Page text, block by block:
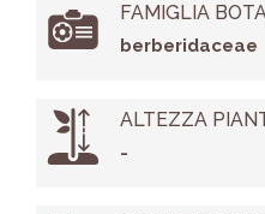
FAMIGLIA
berberidaceae
ALTEZZA
-